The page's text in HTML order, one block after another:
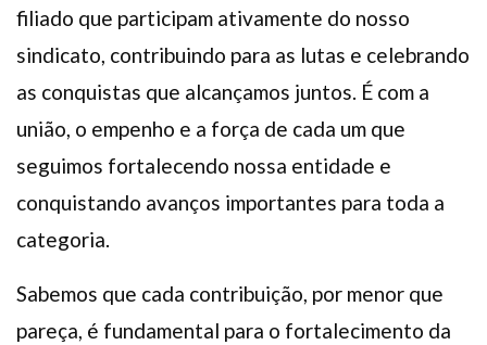
filiado que participam ativamente do nosso
sindicato, contribuindo para as lutas e celebrando
as conquistas que alcançamos juntos. É com a
união, o empenho e a força de cada um que
seguimos fortalecendo nossa entidade e
conquistando avanços importantes para toda a
categoria.
Sabemos que cada contribuição, por menor que
pareça, é fundamental para o fortalecimento da